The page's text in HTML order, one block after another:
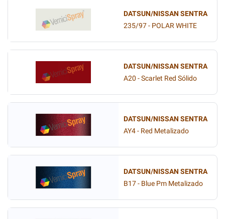
DATSUN/NISSAN SENTRA
235/97 - POLAR WHITE
DATSUN/NISSAN SENTRA
A20 - Scarlet Red Sólido
DATSUN/NISSAN SENTRA
AY4 - Red Metalizado
DATSUN/NISSAN SENTRA
B17 - Blue Pm Metalizado